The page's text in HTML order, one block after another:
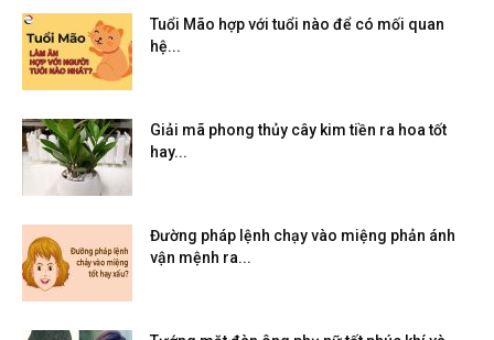
Tuổi Mão hợp với tuổi nào để có mối quan
hệ...
Giải mã phong thủy cây kim tiền ra hoa tốt
hay...
Đường pháp lệnh chạy vào miệng phản ánh
vận mệnh ra...